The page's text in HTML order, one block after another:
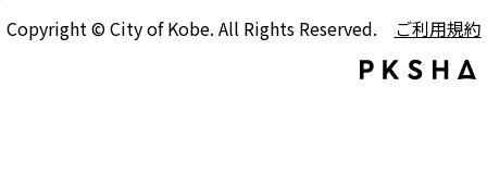
Copyright © City of Kobe. All Rights Reserved. ご利用規約